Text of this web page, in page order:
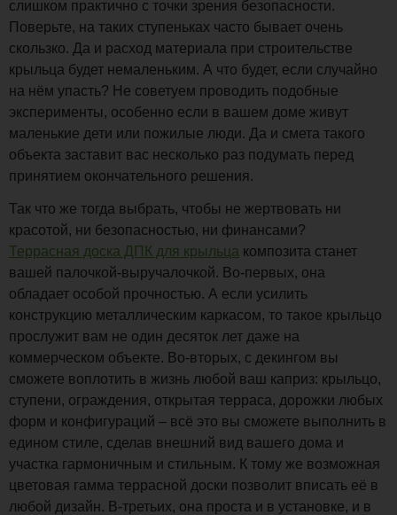
слишком практично с точки зрения безопасности.
Поверьте, на таких ступеньках часто бывает очень
скользко. Да и расход материала при строительстве
крыльца будет немаленьким. А что будет, если случайно
на нём упасть? Не советуем проводить подобные
эксперименты, особенно если в вашем доме живут
маленькие дети или пожилые люди. Да и смета такого
объекта заставит вас несколько раз подумать перед
принятием окончательного решения.
Так что же тогда выбрать, чтобы не жертвовать ни
красотой, ни безопасностью, ни финансами?
Террасная доска ДПК для крыльца композита станет
вашей палочкой-выручалочкой. Во-первых, она
обладает особой прочностью. А если усилить
конструкцию металлическим каркасом, то такое крыльцо
прослужит вам не один десяток лет даже на
коммерческом объекте. Во-вторых, с декингом вы
сможете воплотить в жизнь любой ваш каприз: крыльцо,
ступени, ограждения, открытая терраса, дорожки любых
форм и конфигураций – всё это вы сможете выполнить в
едином стиле, сделав внешний вид вашего дома и
участка гармоничным и стильным. К тому же возможная
цветовая гамма террасной доски позволит вписать её в
любой дизайн. В-третьих, она проста и в установке, и в